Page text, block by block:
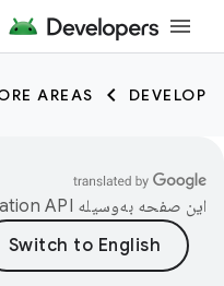
DEVELOP
AREAS
این صفحه به‌وسیله